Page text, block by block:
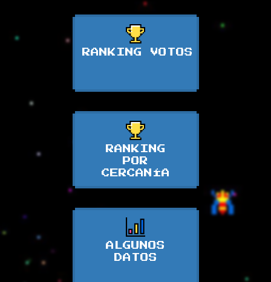
RANKING VOTOS
RANKING
POR
CERCANÍA
ALGUNOS
DATOS